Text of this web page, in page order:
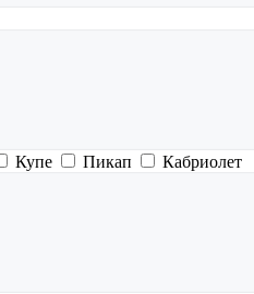
Купе Пикап Кабриолет